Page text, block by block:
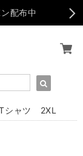
配布中
シャツ 2XL